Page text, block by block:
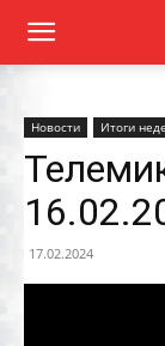
Новости Итоги
17.02.2024